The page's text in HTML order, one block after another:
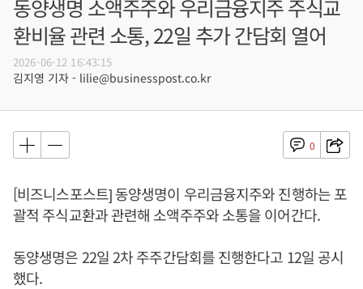
동양생명 소액주주와 우리금융지주 주식교
환비율 관련 소통, 22일 추가 간담회 열어
2026-06-12 16:43:15
김지영 기자 - lilie@businesspost.co.kr
0
[비즈니스포스트] 동양생명이 우리금융지주와 진행하는 포
괄적 주식교환과 관련해 소액주주와 소통을 이어간다.
동양생명은 22일 2차 주주간담회를 진행한다고 12일 공시
했다.